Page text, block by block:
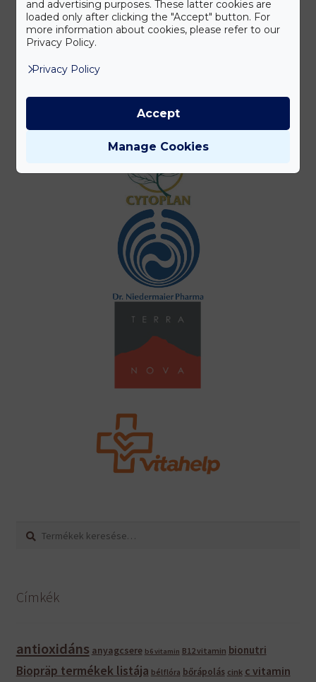
Keresés
Keresés
Címkék
antioxidáns anyagcsere b6 vitamin B12 vitamin bionutri
Biopräp termékek listája bélflóra bőrápolás cink c vitamin
and advertising purposes. These latter cookies are
loaded only after clicking the "Accept" button. For
more information about cookies, please refer to our
Privacy Policy.
Privacy Policy
Manage Cookies
Accept